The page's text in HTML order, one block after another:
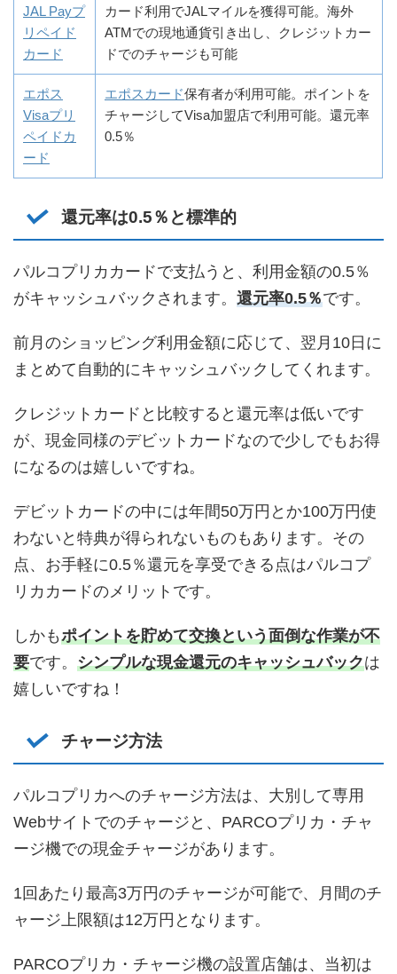
JAL Payプ
リペイド
カード
カード利用でJALマイルを獲得可能。海外
ATMでの現地通貨引き出し、クレジットカー
ドでのチャージも可能
エポス
Visaプリ
ペイドカ
ード
エポスカード保有者が利用可能。ポイントを
チャージしてVisa加盟店で利用可能。還元率
0.5％
還元率は0.5％と標準的
パルコプリカカードで支払うと、利用金額の0.5％
がキャッシュバックされます。 還元率0.5％です。
前月のショッピング利用金額に応じて、翌月10日に
まとめて自動的にキャッシュバックしてくれます。
クレジットカードと比較すると還元率は低いです
が、現金同様のデビットカードなので少しでもお得
になるのは嬉しいですね。
デビットカードの中には年間50万円とか100万円使
わないと特典が得られないものもあります。その
点、お手軽に0.5％還元を享受できる点はパルコプ
リカカードのメリットです。
しかもポイントを貯めて交換という面倒な作業が不
要です。 シンプルな現金還元のキャッシュバックは
嬉しいですね！
チャージ方法
パルコプリカへのチャージ方法は、大別して専用
Webサイトでのチャージと、PARCOプリカ・チャ
ージ機での現金チャージがあります。
1回あたり最高3万円のチャージが可能で、月間のチ
ャージ上限額は12万円となります。
PARCOプリカ・チャージ機の設置店舗は、当初は